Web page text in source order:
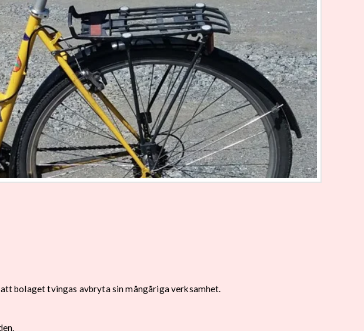
bolaget tvingas avbryta sin mångåriga verksamhet.